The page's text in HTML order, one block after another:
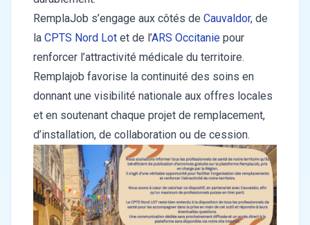
RemplaJob s’engage aux côtés de Cauvaldor, de
la CPTS Nord Lot et de l’ARS Occitanie pour
renforcer l’attractivité médicale du territoire.
Remplajob favorise la continuité des soins en
donnant une visibilité nationale aux offres locales
et en soutenant chaque projet de remplacement,
d’installation, de collaboration ou de cession.